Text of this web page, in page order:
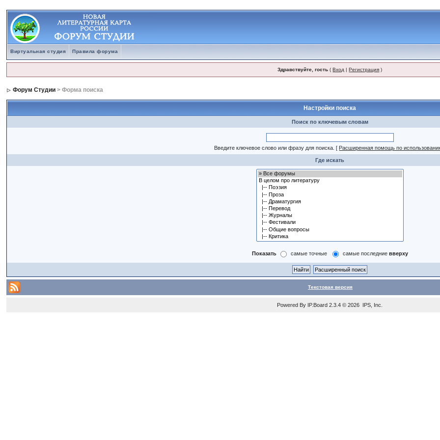
Виртуальная студия Правила форума
Здравствуйте, гость (Вход |Регистрация )
Форум Студии > Форма поиска
Настройки поиска
Поиск по ключевым словам
Введите ключевое слово или фразу для поиска. [ Расширенная помощь по
Где искать
Показать самые точные самые последние вверху
Текстовая версия
Powered By IP.Board 2.3.4 © 2026 IPS, Inc